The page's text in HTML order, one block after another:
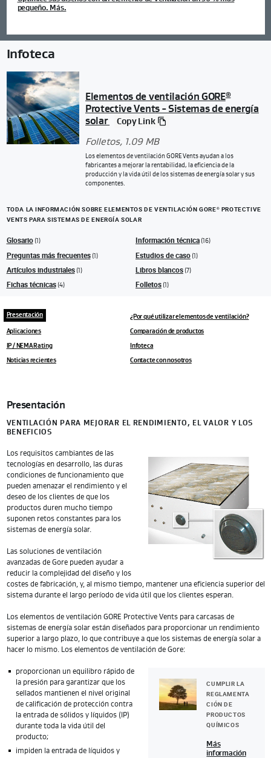
pequeño. Más.
Infoteca
Elementos de ventilación GORE®
Protective Vents - Sistemas de energía
solar
Copy Link
Folletos, 1.09 MB
Los elementos de ventilación GORE Vents ayudan a los
fabricantes a mejorar la rentabilidad, la eficiencia de la
producción y la vida útil de los sistemas de energía solar y sus
componentes.
TODA LA INFORMACIÓN SOBRE ELEMENTOS DE VENTILACIÓN GORE® PROTECTIVE
VENTS PARA SISTEMAS DE ENERGÍA SOLAR
Glosario(1) Información técnica (16)
Preguntas más frecuentes(1) Estudios de caso (1)
Artículos industriales(1) Libros blancos (7)
Fichas técnicas(4) Folletos (1)
Presentación ¿Por qué utilizar elementos de ventilación?
Aplicaciones Comparación de productos
IP / NEMA Rating Infoteca
Noticias recientes Contacte con nosotros
Presentación
VENTILACIÓN PARA MEJORAR EL RENDIMIENTO, EL VALOR Y LOS
BENEFICIOS
Los requisitos cambiantes de las
tecnologías en desarrollo, las duras
condiciones de funcionamiento que
pueden amenazar el rendimiento y el
deseo de los clientes de que los
productos duren mucho tiempo
suponen retos constantes para los
sistemas de energía solar.
Las soluciones de ventilación
avanzadas de Gore pueden ayudar a
reducir la complejidad del diseño y los
costes de fabricación, y, al mismo tiempo, mantener una eficiencia superior del
sistema durante el largo período de vida útil que los clientes esperan.
Los elementos de ventilación GORE Protective Vents para carcasas de
sistemas de energía solar están diseñados para proporcionar un rendimiento
superior a largo plazo, lo que contribuye a que los sistemas de energía solar a
hacer lo mismo. Los elementos de ventilación de Gore:
CUMPLIR LA
REGLAMENTA
CIÓN DE
PRODUCTOS
QUÍMICOS
Más
información
proporcionan un equilibro rápido de
la presión para garantizar que los
sellados mantienen el nivel original
de calificación de protección contra
la entrada de sólidos y líquidos (IP)
durante toda la vida útil del
producto;
impiden la entrada de líquidos y